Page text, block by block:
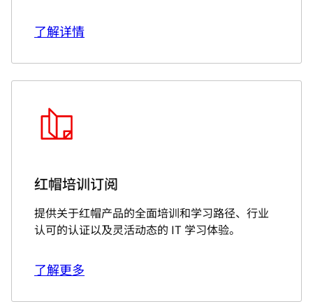
了解详情
红帽培训订阅
提供关于红帽产品的全面培训和学习路径、行业
认可的认证以及灵活动态的 IT 学习体验。
了解更多